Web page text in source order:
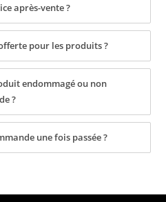
après-vente ?
pour les produits ?
endommagé ou non
?
une fois passée ?